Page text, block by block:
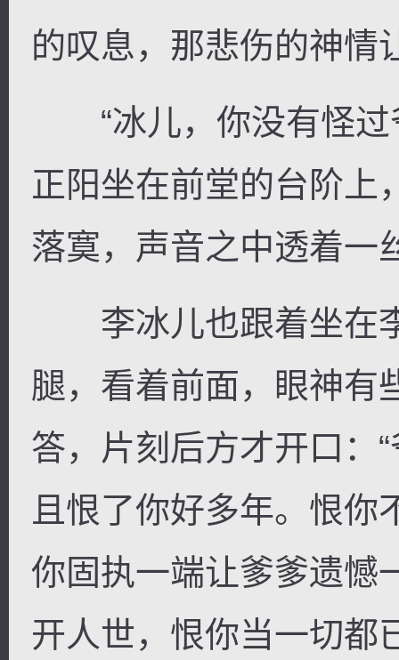
的叹息，那悲伤的神情
“冰儿，你没有怪过
正阳坐在前堂的台阶上
落寞，声音之中透着一
李冰儿也跟着坐在
腿，看着前面，眼神有
答，片刻后方才开口：
且恨了你好多年。恨
你固执一端让爹爹遗憾
开人世，恨你当一切都